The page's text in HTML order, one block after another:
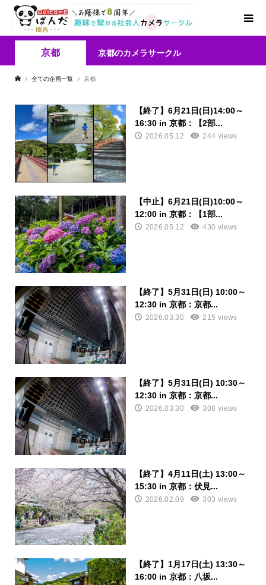
京都 京都のカメラサークル
全ての企画一覧 京都
【終了】6月21日(日)14:00～
16:30 in 京都：【2部...
2026.05.12 244 views
【中止】6月21日(日)10:00～
12:00 in 京都：【1部...
2026.05.12 430 views
【終了】5月31日(日) 10:00～
12:30 in 京都：京都...
2026.03.30 215 views
【終了】5月31日(日) 10:30～
12:30 in 京都：京都...
2026.03.30 308 views
【終了】4月11日(土) 13:00～
15:30 in 京都：伏見...
2026.02.09 303 views
【終了】1月17日(土) 13:30～
16:00 in 京都：八坂...